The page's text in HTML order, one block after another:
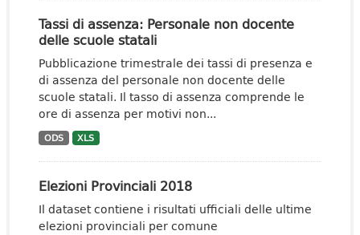
Tassi di assenza: Personale non docente
delle scuole statali
Pubblicazione trimestrale dei tassi di presenza e
di assenza del personale non docente delle
scuole statali. Il tasso di assenza comprende le
ore di assenza per motivi non...
ODS XLS
Elezioni Provinciali 2018
Il dataset contiene i risultati ufficiali delle ultime
elezioni provinciali per comune